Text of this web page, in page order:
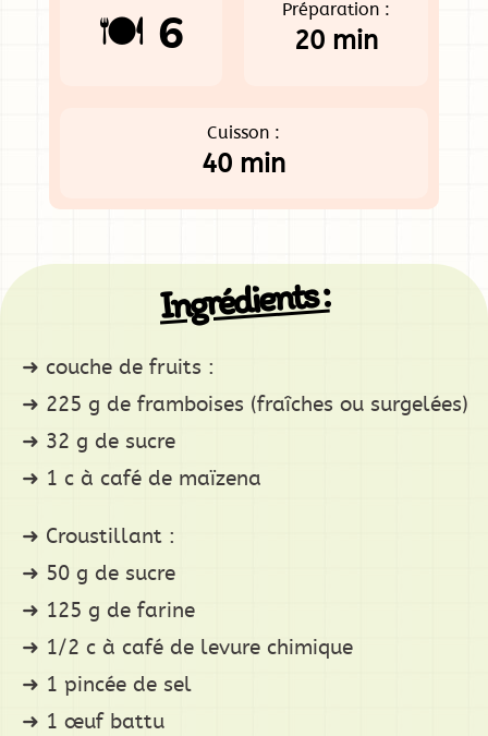
🍽️ 6
Préparation :
20 min
Cuisson :
40 min
Ingrédients :
couche de fruits :
225 g de framboises (fraîches ou surgelées)
32 g de sucre
1 c à café de maïzena
Croustillant :
50 g de sucre
125 g de farine
1/2 c à café de levure chimique
1 pincée de sel
1 œuf battu